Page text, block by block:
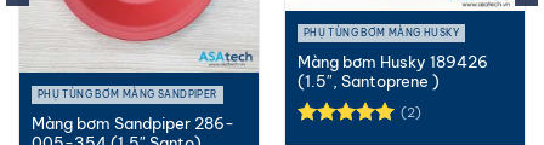
PHỤ TÙNG BƠM MÀNG SANDPIPER
Màng bơm Sandpiper 286-
PHỤ TÙNG BƠM MÀNG HUSKY
Màng bơm Husky 189426
(1.5″, Santoprene )
(2)